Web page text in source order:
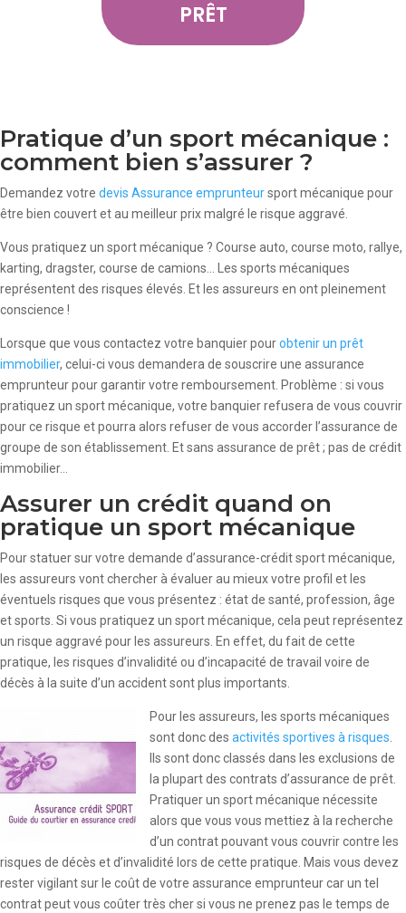
PRÊT
Pratique d’un sport mécanique :
comment bien s’assurer ?
Demandez votre devis Assurance emprunteursport mécanique pour
être bien couvert et au meilleur prix malgré le risque aggravé.
Vous pratiquez un sport mécanique ? Course auto, course moto, rallye,
karting, dragster, course de camions… Les sports mécaniques
représentent des risques élevés. Et les assureurs en ont pleinement
conscience !
Lorsque que vous contactez votre banquier pourobtenir un prêt
immobilier, celui-ci vous demandera de souscrire une assurance
emprunteur pour garantir votre remboursement. Problème : si vous
pratiquez un sport mécanique, votre banquier refusera de vous couvrir
pour ce risque et pourra alors refuser de vous accorder l’assurance de
groupe de son établissement. Et sans assurance de prêt ; pas de crédit
immobilier…
Assurer un crédit quand on
pratique un sport mécanique
Pour statuer sur votre demande d’assurance-crédit sport mécanique,
les assureurs vont chercher à évaluer au mieux votre profil et les
éventuels risques que vous présentez : état de santé, profession, âge
et sports. Si vous pratiquez un sport mécanique, cela peut représentez
un risque aggravé pour les assureurs. En effet, du fait de cette
pratique, les risques d’invalidité ou d’incapacité de travail voire de
décès à la suite d’un accident sont plus importants.
Pour les assureurs, les sports mécaniques
sont donc des activités sportives à risques.
Ils sont donc classés dans les exclusions de
la plupart des contrats d’assurance de prêt.
Pratiquer un sport mécanique nécessite
alors que vous vous mettiez à la recherche
d’un contrat pouvant vous couvrir contre les
risques de décès et d’invalidité lors de cette pratique. Mais vous devez
rester vigilant sur le coût de votre assurance emprunteur car un tel
contrat peut vous coûter très cher si vous ne prenez pas le temps de